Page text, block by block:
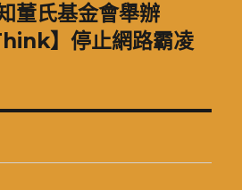
董氏基金會舉辦
】停止網路霸凌